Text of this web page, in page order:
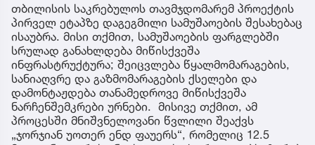
თბილისის საკრებულოს თავმჯდომარემ პროექტის
პირველ ეტაპზე დაგეგმილი სამუშაოების შესახებაც
ისაუბრა. მისი თქმით, სამუშაოების ფარგლებში
სრულად განახლდება მიწისქვეშა
ინფრასტრუქტურა; შეიცვლება წყალმომარაგების,
სანიაღვრე და გაზმომარაგების ქსელები და
დამონტაჟდება თანამედროვე მიწისქვეშა
ნარჩენშემკრები ურნები. მისივე თქმით, ამ
პროცესში მნიშვნელოვანი წვლილი შეაქვს
„ჯორჯიან უოთერ ენდ ფაუერს“, რომელიც 12.5